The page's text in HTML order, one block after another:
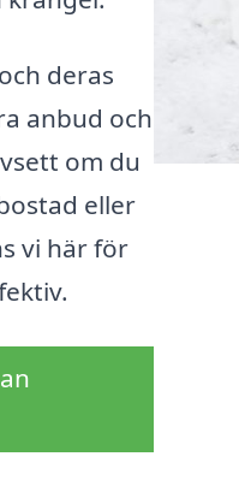
deras
anbud och
om du
eller
vi här för